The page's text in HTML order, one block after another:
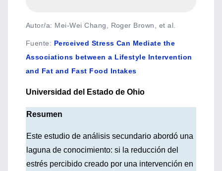
Autor/a: Mei-Wei Chang, Roger Brown, et al.
Fuente: Perceived Stress Can Mediate the
Associations between a Lifestyle Intervention
and Fat and Fast Food Intakes
Universidad del Estado de Ohio
Resumen
Este estudio de análisis secundario abordó una
laguna de conocimiento: si la reducción del
estrés percibido creado por una intervención en